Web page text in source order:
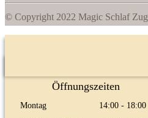
© Copyright 2022 Magic Schlaf Zug
Öffnungszeiten
Montag
14:00 - 18:00